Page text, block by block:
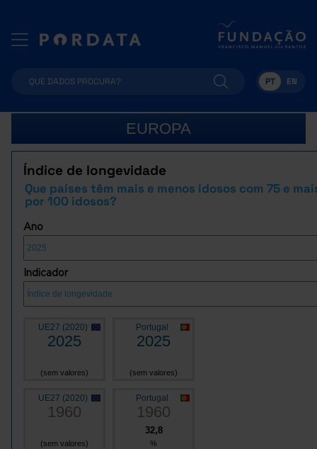
PT EN
EUROPA
Índice de longevidade
Que países têm mais e menos idosos com 75 e
por 100 idosos?
Ano
Indicador
UE27 (2020)
2025
(sem valores)
Portugal
2025
(sem valores)
UE27 (2020)
1960
(sem valores)
Portugal
1960
32,8
%